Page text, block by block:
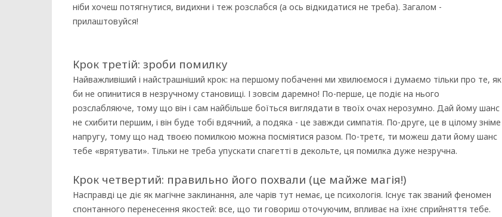
ніби хочеш потягнутися, видихни і теж розслабся (а ось відкидатися не треба). Загалом -
прилаштовуйся!
Крок третій: зроби помилку
Найважливіший і найстрашніший крок: на першому побаченні ми хвилюємося і думаємо тільки про те, як
би не опинитися в незручному становищі. І зовсім даремно! По-перше, це подіє на нього
розслабляюче, тому що він і сам найбільше боїться виглядати в твоїх очах нерозумно. Дай йому шанс
не схибити першим, і він буде тобі вдячний, а подяка - це завжди симпатія. По-друге, це в цілому зніме
напругу, тому що над твоєю помилкою можна посміятися разом. По-третє, ти можеш дати йому шанс
тебе «врятувати». Тільки не треба упускати спагетті в декольте, ця помилка дуже незручна.
Крок четвертий: правильно його похвали (це майже магія!)
Насправді це діє як магічне заклинання, але чарів тут немає, це психологія. Існує так званий феномен
спонтанного перенесення якостей: все, що ти говориш оточуючим, впливає на їхнє сприйняття тебе.